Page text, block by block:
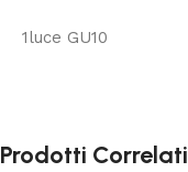
1luce GU10
Prodotti Correlati